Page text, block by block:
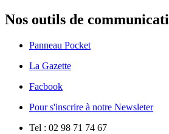
Nos outils de
Panneau Pocket
La Gazette
Facbook
Pour s'inscrire à notre Newsleter
Tel : 02 98 71 74 67